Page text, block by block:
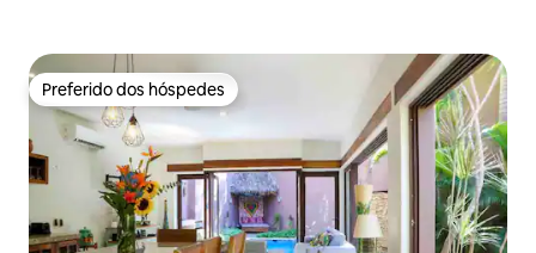
Preferido dos hóspedes
Preferido dos hóspedes